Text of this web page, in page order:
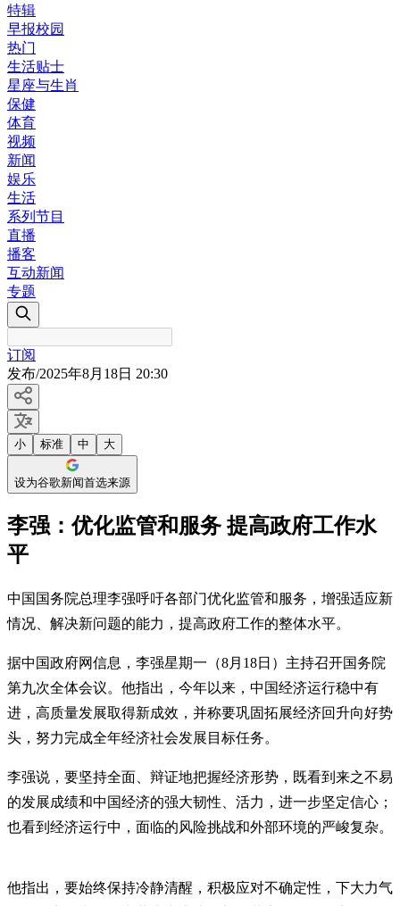
特辑
早报校园
热门
生活贴士
星座与生肖
保健
体育
视频
新闻
娱乐
生活
系列节目
直播
播客
互动新闻
专题
订阅
发布/2025年8月18日 20:30
小 标准 中 大
设为谷歌新闻首选来源
李强：优化监管和服务 提高政府工作水
平
中国国务院总理李强呼吁各部门优化监管和服务，增强适应新
情况、解决新问题的能力，提高政府工作的整体水平。
据中国政府网信息，李强星期一（8月18日）主持召开国务院
第九次全体会议。他指出，今年以来，中国经济运行稳中有
进，高质量发展取得新成效，并称要巩固拓展经济回升向好势
头，努力完成全年经济社会发展目标任务。
李强说，要坚持全面、辩证地把握经济形势，既看到来之不易
的发展成绩和中国经济的强大韧性、活力，进一步坚定信心；
也看到经济运行中，面临的风险挑战和外部环境的严峻复杂。
他指出，要始终保持冷静清醒，积极应对不确定性，下大力气